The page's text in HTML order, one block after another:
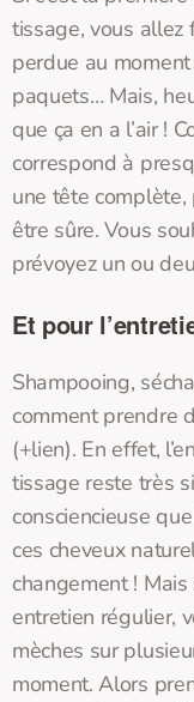
tissage, vous allez
perdue au
paquets… Mais,
que ça en a l’air !
correspond à
une tête
être sûre. Vous
prévoyez un ou
Et pour
Shampooing,
comment prendre
(+lien). En effet,
tissage reste très
consciencieuse
ces cheveux
changement ! Mais
entretien régulier,
mèches sur
moment. Alors